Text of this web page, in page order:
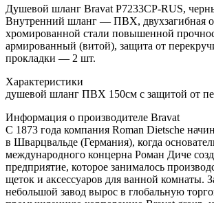
Душевой шланг Bravat P7233CP-RUS,
Внутренний шланг — ПВХ, двухзагибная
хромированной стали повышенной
армированный (витой), защита от
прокладки — 2 шт.
Характеристики
душевой шланг ПВХ 150см с защитой от
Информация о производителе Bravat
С 1873 года компания Roman Dietsche
в Шварцвальде (Германия), когда
международного концерна Роман Диче
предприятие, которое занималось
щеток и аксессуаров для ванной комнаты.
небольшой завод вырос в глобальную